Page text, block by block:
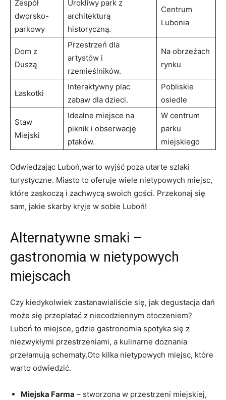
Zespół
dworsko-
parkowy
Urokliwy⁤ park z
architekturą
historyczną.
Centrum
Lubonia
Dom z
Duszą
Przestrzeń dla
artystów i
rzemieślników.
Na obrzeżach
rynku
Łaskotki
Interaktywny plac
zabaw dla dzieci.
Pobliskie
osiedle
Staw
Miejski
Idealne miejsce ⁣na
piknik i obserwację
ptaków.
W centrum
parku‌
miejskiego
Odwiedzając Luboń,warto wyjść poza utarte szlaki‌
turystyczne. Miasto to oferuje wiele ⁢nietypowych miejsc,‌
które zaskoczą ⁤i zachwycą swoich gości. Przekonaj się
sam,‌ jakie skarby kryje w sobie Luboń!
Alternatywne smaki ⁤–
gastronomia w nietypowych
‌miejscach
Czy kiedykolwiek zastanawialiście się, jak degustacja dań⁣
może się przeplatać z niecodziennym otoczeniem?
Luboń to miejsce, gdzie gastronomia spotyka się ⁣z
niezwykłymi przestrzeniami, a kulinarne ‍doznania
przełamują schematy.Oto kilka nietypowych miejsc, które
warto odwiedzić.
Miejska Farma – stworzona w przestrzeni miejskiej,